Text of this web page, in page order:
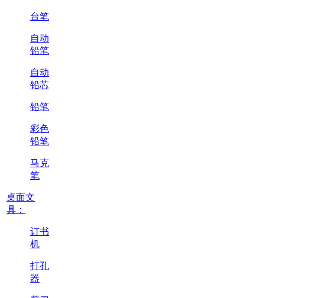
台笔
自动
铅笔
自动
铅芯
铅笔
彩色
铅笔
马克
笔
桌面文
具：
订书
机
打孔
器